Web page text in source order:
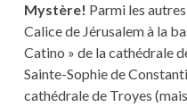
Mystère! Parmi les
Calice de Jérusalem à la
Catino » de la cathédrale
Sainte-Sophie de
cathédrale de Troyes